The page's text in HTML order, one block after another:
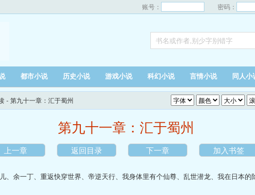
账号： 密码：
都市小说 历史小说 游戏小说 科幻小说 言情小说 同人小
- 第九十一章：汇于蜀州
第九十一章：汇于蜀州
上一章 返回目录 下一章 加入书签
、 余一丁、 重返快穿世界、 帝逆天行、 我身体里有个仙尊、 乱世潜龙、 我在日本的